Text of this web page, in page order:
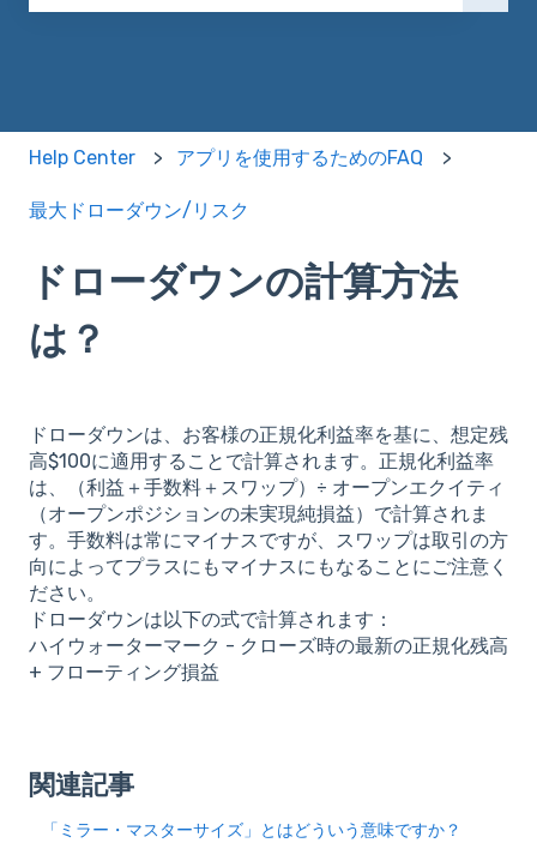
Help Center アプリを使用するためのFAQ
最大ドローダウン/リスク
ドローダウンの計算方法
は？
ドローダウンは、お客様の正規化利益率を基に、想定残
高$100に適用することで計算されます。正規化利益率
は、（利益＋手数料＋スワップ）÷ オープンエクイティ
（オープンポジションの未実現純損益）で計算されま
す。手数料は常にマイナスですが、スワップは取引の方
向によってプラスにもマイナスにもなることにご注意く
ださい。
ドローダウンは以下の式で計算されます：
ハイウォーターマーク - クローズ時の最新の正規化残高
+ フローティング損益
関連記事
「ミラー・マスターサイズ」とはどういう意味ですか？